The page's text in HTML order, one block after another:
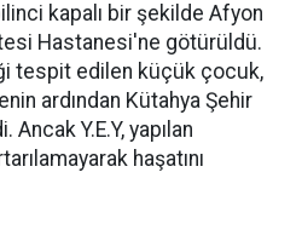
kapalı bir şekilde Afyon
Hastanesi'ne götürüldü.
tespit edilen küçük çocuk,
ardından Kütahya Şehir
Y.E.Y, yapılan
haşatını